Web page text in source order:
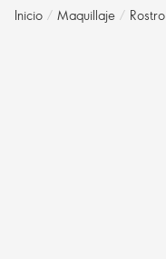
Inicio / Maquillaje / Rostro